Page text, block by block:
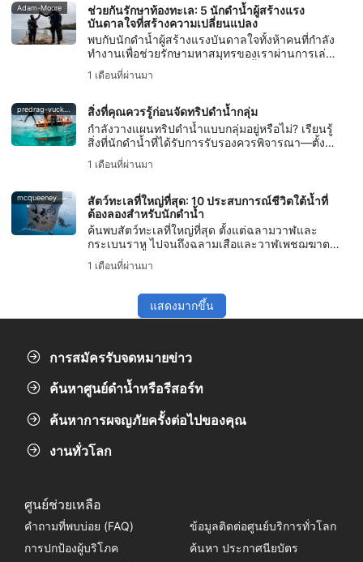
Adam-Moore
ช่วยกันรักษาท้องทะเล: 5 นักดำน้ำผู้สร้างแรง
บันดาลใจที่สร้างความเปลี่ยนแปลง
พบกับนักดำน้ำผู้สร้างแรงบันดาลใจทั้งห้าคนที่กำลัง
ทำงานเพื่อช่วยรักษามหาสมุทรของเราผ่านการเล่า
เรื่อง การอนุรักษ์ทางทะเล การดำน้ำแบบฟรีไดฟ์
การปกป้องมหาสมุทร และการลงมือทำเพื่อ
1 เดือนที่ผ่านมา
predrag-vuckovic
สิ่งที่คุณควรรู้ก่อนจัดทริปดำน้ำกลุ่ม
กำลังวางแผนทริปดำน้ำแบบกลุ่มอยู่หรือไม่? เรียนรู้
สิ่งที่นักดำน้ำที่ได้รับการรับรองควรพิจารณา—ตั้งแต่
ระดับทักษะและโลจิสติกส์ไปจนถึงการวางแผนความ
ปลอดภัยและการสื่อสาร
1 เดือนที่ผ่านมา
mcqueeney
สัตว์ทะเลที่ใหญ่ที่สุด: 10 ประสบการณ์ชีวิตใต้น้ำที่
ต้องลองสำหรับนักดำน้ำ
ค้นพบสัตว์ทะเลที่ใหญ่ที่สุด ตั้งแต่ฉลามวาฬและ
กระเบนราหู ไปจนถึงฉลามเสือและวาฬเพชฌฆาต
พร้อมคำแนะนำสำหรับการสัมผัสประสบการณ์ทาง
ทะเลที่ปลอดภัยและเคารพต่อสิ่งมีชีวิตในทะเล
1 เดือนที่ผ่านมา
แสดงมากขึ้น
การสมัครรับจดหมายข่าว
ค้นหาศูนย์ดำน้ำหรือรีสอร์ท
ค้นหาการผจญภัยครั้งต่อไปของคุณ
งานทั่วโลก
ศูนย์ช่วยเหลือ
คำถามที่พบบ่อย (FAQ)
ข้อมูลติดต่อศูนย์บริการทั่วโลก
การปกป้องผู้บริโภค
ค้นหา ประกาศนียบัตร